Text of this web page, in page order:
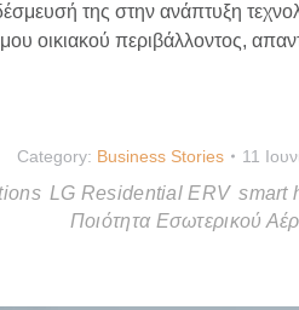
της στην ανάπτυξη
οικιακού περιβάλλοντος,
Category: Business Stories 11
LG Residential ERV smart
Ποιότητα Εσωτερικού